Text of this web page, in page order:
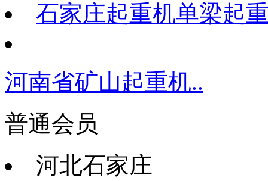
石家庄起重机单梁起
河南省矿山起重机..
普通会员
河北石家庄